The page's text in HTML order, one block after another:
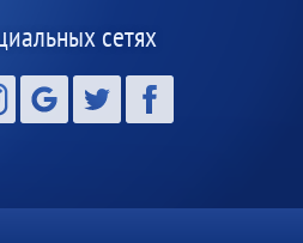
сетях